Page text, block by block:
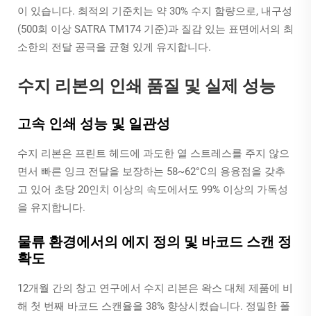
이 있습니다. 최적의 기준치는 약 30% 수지 함량으로, 내구성
(500회 이상 SATRA TM174 기준)과 질감 있는 표면에서의 최
소한의 전달 공극을 균형 있게 유지합니다.
수지 리본의 인쇄 품질 및 실제 성능
고속 인쇄 성능 및 일관성
수지 리본은 프린트 헤드에 과도한 열 스트레스를 주지 않으
면서 빠른 잉크 전달을 보장하는 58~62°C의 용융점을 갖추
고 있어 초당 20인치 이상의 속도에서도 99% 이상의 가독성
을 유지합니다.
물류 환경에서의 에지 정의 및 바코드 스캔 정
확도
12개월 간의 창고 연구에서 수지 리본은 왁스 대체 제품에 비
해 첫 번째 바코드 스캔율을 38% 향상시켰습니다. 정밀한 폴